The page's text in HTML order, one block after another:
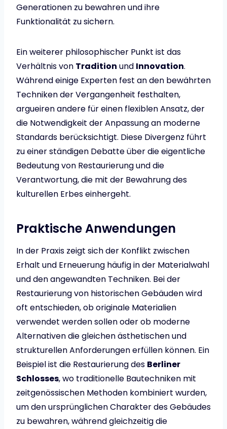
Generationen zu bewahren und ihre
Funktionalität zu sichern.
Ein weiterer philosophischer Punkt ist das
Verhältnis von Tradition und Innovation.
Während einige Experten fest an den bewährten
Techniken der Vergangenheit festhalten,
argueiren andere für einen flexiblen Ansatz, der
die Notwendigkeit der Anpassung an moderne
Standards berücksichtigt. Diese Divergenz führt
zu einer ständigen Debatte über die eigentliche
Bedeutung von Restaurierung und die
Verantwortung, die mit der Bewahrung des
kulturellen Erbes einhergeht.
Praktische Anwendungen
In der Praxis zeigt sich der Konflikt zwischen
Erhalt und Erneuerung häufig in der Materialwahl
und den angewandten Techniken. Bei der
Restaurierung von historischen Gebäuden wird
oft entschieden, ob originale Materialien
verwendet werden sollen oder ob moderne
Alternativen die gleichen ästhetischen und
strukturellen Anforderungen erfüllen können. Ein
Beispiel ist die Restaurierung des Berliner
Schlosses, wo traditionelle Bautechniken mit
zeitgenössischen Methoden kombiniert wurden,
um den ursprünglichen Charakter des Gebäudes
zu bewahren, während gleichzeitig die